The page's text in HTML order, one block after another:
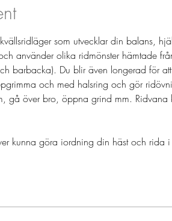
som utvecklar din balans,
använder olika ridmönster hämtade
barbacka). Du blir även longerad för
och med halsring och gör
gå över bro, öppna grind mm.
kunna göra iordning din häst och rida